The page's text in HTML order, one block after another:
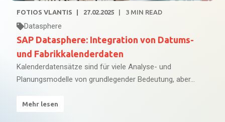
FOTIOS VLANTIS 27.02.2025 3 MIN READ
Datasphere
SAP Datasphere: Integration von Datums-
und Fabrikkalenderdaten
Kalenderdatensätze sind für viele Analyse- und
Planungsmodelle von grundlegender Bedeutung, aber...
Mehr lesen